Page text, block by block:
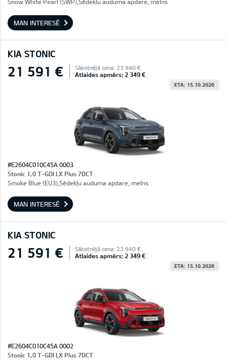
Snow White Pearl (SWP),Sēdekļu auduma apdare, melns
MAN INTERESĒ
KIA STONIC
21 591 € Sākotnējā cena: 23 940 €
Atlaides apmērs: 2 349 €
ETA: 15.10.2026
#E2604C010C45A 0003
Stonic 1,0 T-GDI LX Plus 7DCT
Smoke Blue (EU3),Sēdekļu auduma apdare, melns
MAN INTERESĒ
KIA STONIC
21 591 € Sākotnējā cena: 23 940 €
Atlaides apmērs: 2 349 €
ETA: 15.10.2026
#E2604C010C45A 0002
Stonic 1,0 T-GDI LX Plus 7DCT